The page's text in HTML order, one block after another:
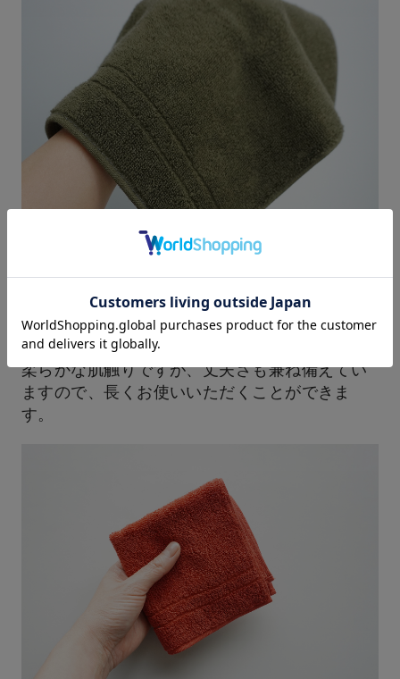
コンパクトでちょうど良い厚み
薄すぎず、厚すぎないちょうど良い厚みなの
で、バッグやポケットに入れても嵩張らず、折
り畳んだ形が崩れにくいタオルハンカチです。
柔らかな肌触りですが、丈夫さも兼ね備えてい
ますので、長くお使いいただくことができま
す。